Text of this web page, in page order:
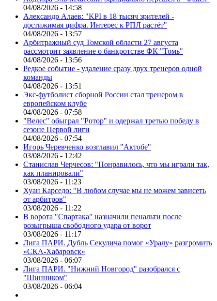
04/08/2026 - 14:58
Александр Алаев: "KPI в 18 тысяч зрителей -
достижимая цифра. Интерес к РПЛ растёт"
04/08/2026 - 13:57
Арбитражный суд Томской области 27 августа
рассмотрит заявление о банкротстве ФК "Томь"
04/08/2026 - 13:56
Редкое событие - удаление сразу двух тренеров одной
команды
04/08/2026 - 13:51
Экс-футболист сборной России стал тренером в
европейском клубе
04/08/2026 - 07:58
"Велес" обыграл "Ротор" и одержал третью победу в
сезоне Первой лиги
04/08/2026 - 07:54
Игорь Черевченко возглавил "Актобе"
03/08/2026 - 12:42
Станислав Черчесов: "Понравилось, что мы играли так,
как планировали"
03/08/2026 - 11:23
Хуан Карседо: "В любом случае мы не можем зависеть
от арбитров"
03/08/2026 - 11:22
В ворота "Спартака" назначили пенальти после
розыгрыша свободного удара от ворот
03/08/2026 - 11:17
Лига ПАРИ. Дубль Секулича помог «Уралу» разгромить
«СКА-Хабаровск»
03/08/2026 - 06:07
Лига ПАРИ. "Нижний Новгород" разобрался с
"Шинником"
03/08/2026 - 06:04